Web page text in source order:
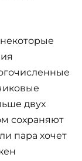
двух
сохраняют
пара хочет